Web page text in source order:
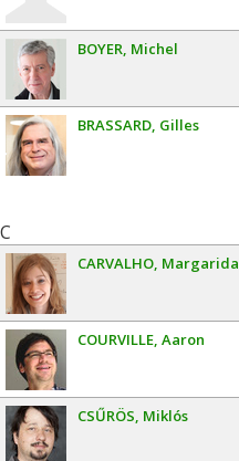
BOYER Michel
BRASSARD Gilles
C
CARVALHO Margarida
COURVILLE Aaron
CSŰRÖS Miklós